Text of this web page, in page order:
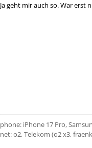
Ja geht mir auch so. War
phone: iPhone 17 Pro,
net: o2, Telekom (o2 x3,